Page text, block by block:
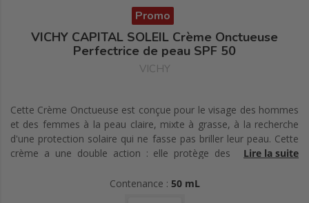
Promo
VICHY CAPITAL SOLEIL Crème Onctueuse
Perfectrice de peau SPF 50
VICHY
Cette Crème Onctueuse est conçue pour le visage des hommes
et des femmes à la peau claire, mixte à grasse, à la recherche
d'une protection solaire qui ne fasse pas briller leur peau. Cette
crème a une double action : elle protège des rayons UV et
Lire la suite
Contenance : 50 mL